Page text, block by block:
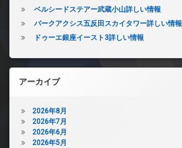
ベルシードステアー武蔵小山詳しい情報
パークアクシス五反田スカイタワー詳しい情報
ドゥーエ銀座イースト3詳しい情報
アーカイブ
2026年8月
2026年7月
2026年6月
2026年5月